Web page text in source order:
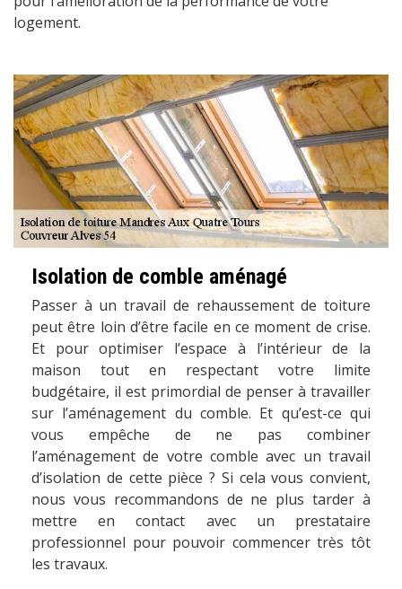
logement.
Isolation de comble aménagé
Passer à un travail de rehaussement de toiture
peut être loin d’être facile en ce moment de crise.
Et pour optimiser l’espace à l’intérieur de la
maison tout en respectant votre limite
budgétaire, il est primordial de penser à travailler
sur l’aménagement du comble. Et qu’est-ce qui
vous empêche de ne pas combiner
l’aménagement de votre comble avec un travail
d’isolation de cette pièce ? Si cela vous convient,
nous vous recommandons de ne plus tarder à
mettre en contact avec un prestataire
professionnel pour pouvoir commencer très tôt
les travaux.